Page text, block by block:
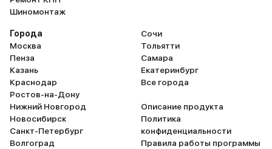
Шиномонтаж
Города
Москва
Пенза
Казань
Краснодар
Ростов-на-Дону
Нижний Новгород
Новосибирск
Санкт-Петербург
Волгоград
Сочи
Тольятти
Самара
Екатеринбург
Все города
Описание продукта
Политика
конфиденциальности
Правила работы программы